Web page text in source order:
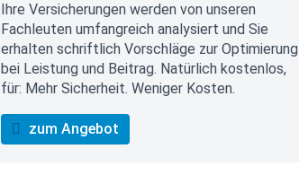
Ihre Versicherungen werden von unseren
Fachleuten umfangreich analysiert und Sie
erhalten schriftlich Vorschläge zur Optimierung
bei Leistung und Beitrag. Natürlich kostenlos,
für: Mehr Sicherheit. Weniger Kosten.
zum Angebot